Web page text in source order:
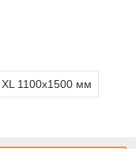
ХL 1100х1500 мм